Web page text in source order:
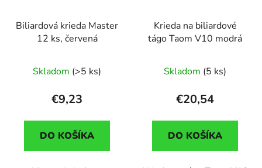
Biliardová krieda Master
12 ks, červená
Skladom (>5 ks)
€9,23
DO KOŠÍKA
Krieda na biliardové
tágo Taom V10 modrá
Skladom (5 ks)
€20,54
DO KOŠÍKA